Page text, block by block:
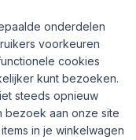
onderdelen
voorkeuren
cookies
kunt bezoeken.
steeds opnieuw
bezoek aan onze site
in je winkelwagen